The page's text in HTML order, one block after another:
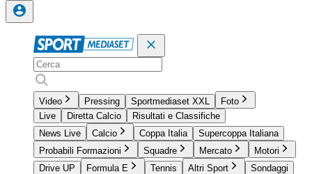
Video Pressing Sportmediaset XXL
Foto
Live
Diretta Calcio
Risultati e Classifiche
News Live
Calcio Coppa Italia
Supercoppa Italiana
Probabili Formazioni
Squadre Mercato
Motori
Drive UP
Formula E Tennis Altri Sport
Sondaggi